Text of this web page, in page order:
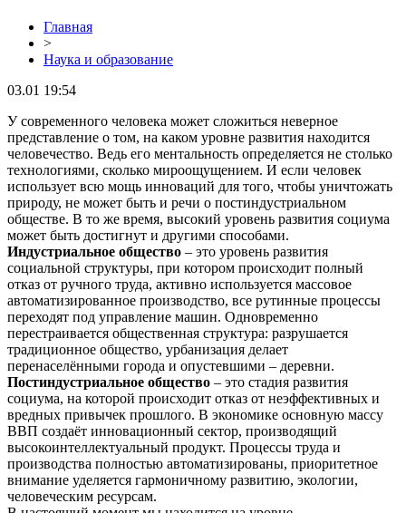
Главная
>
Наука и образование
03.01 19:54
У современного человека может сложиться неверное
представление о том, на каком уровне развития находится
человечество. Ведь его ментальность определяется не столько
технологиями, сколько мироощущением. И если человек
использует всю мощь инноваций для того, чтобы уничтожать
природу, не может быть и речи о постиндустриальном
обществе. В то же время, высокий уровень развития социума
может быть достигнут и другими способами.
Индустриальное общество – это уровень развития
социальной структуры, при котором происходит полный
отказ от ручного труда, активно используется массовое
автоматизированное производство, все рутинные процессы
переходят под управление машин. Одновременно
перестраивается общественная структура: разрушается
традиционное общество, урбанизация делает
перенаселёнными города и опустевшими – деревни.
Постиндустриальное общество – это стадия развития
социума, на которой происходит отказ от неэффективных и
вредных привычек прошлого. В экономике основную массу
ВВП создаёт инновационный сектор, производящий
высокоинтеллектуальный продукт. Процессы труда и
производства полностью автоматизированы, приоритетное
внимание уделяется гармоничному развитию, экологии,
человеческим ресурсам.